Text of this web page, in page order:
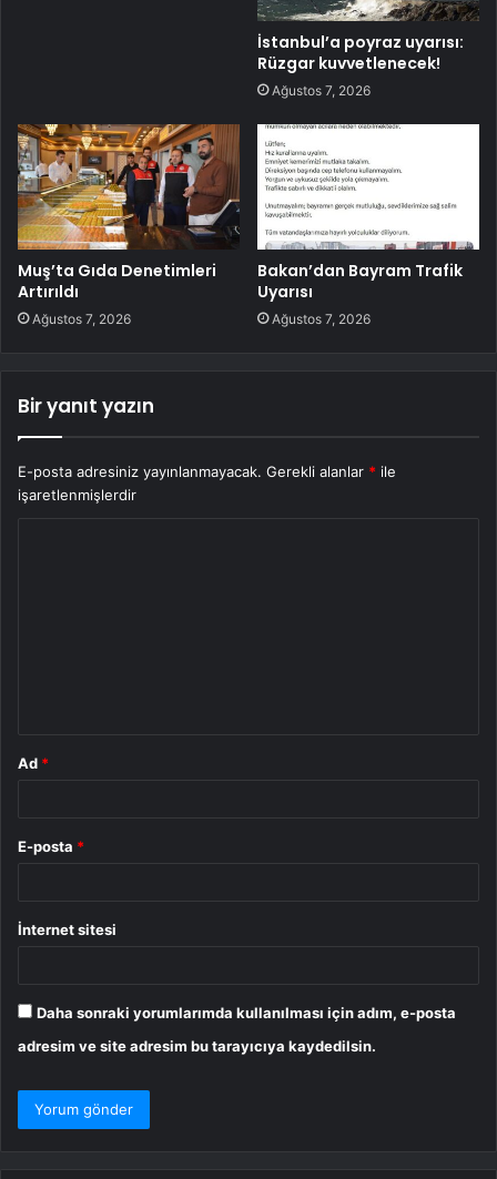
İstanbul’a poyraz uyarısı:
Rüzgar kuvvetlenecek!
Ağustos 7, 2026
Muş’ta Gıda Denetimleri
Artırıldı
Ağustos 7, 2026
Bakan’dan Bayram Trafik
Uyarısı
Ağustos 7, 2026
Bir yanıt yazın
E-posta adresiniz yayınlanmayacak. Gerekli alanlar * ile
işaretlenmişlerdir
Ad *
E-posta *
İnternet sitesi
Daha sonraki yorumlarımda kullanılması için adım, e-posta
adresim ve site adresim bu tarayıcıya kaydedilsin.